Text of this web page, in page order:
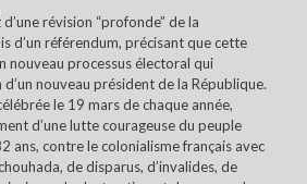
révision “profonde” de la
d’un référendum, précisant que cette
nouveau processus électoral qui
nouveau président de la République.
le 19 mars de chaque année,
d’une lutte courageuse du peuple
ans, contre le colonialisme français avec
de disparus, d’invalides, de